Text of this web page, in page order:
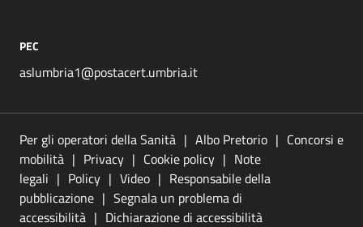
PEC
aslumbria1@postacert.umbria.it
Per gli operatori della Sanità Albo Pretorio
Concorsi e
mobilità
Privacy Cookie policy
Note
legali
Policy Video
Responsabile della
pubblicazione
Segnala un problema di
accessibilità
Dichiarazione di accessibilità